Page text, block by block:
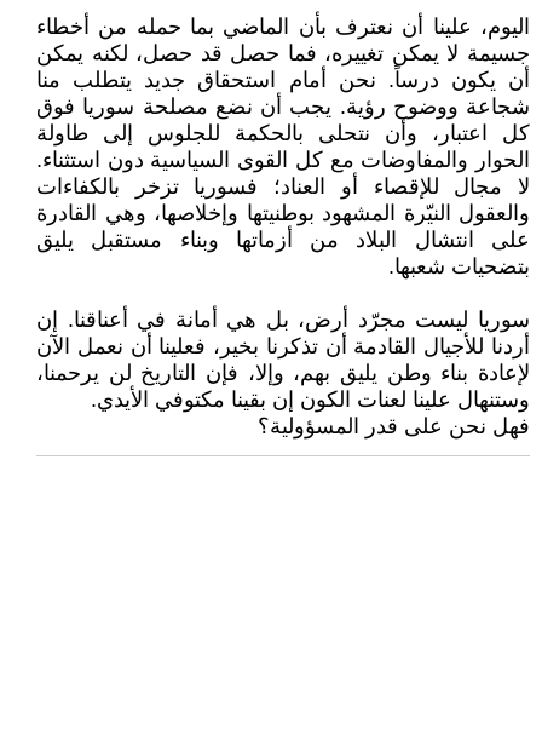
اليوم، علينا أن نعترف بأن الماضي بما حمله من أخطاء
جسيمة لا يمكن تغييره، فما حصل قد حصل، لكنه يمكن
أن يكون درساً. نحن أمام استحقاق جديد يتطلب منا
شجاعة ووضوح رؤية. يجب أن نضع مصلحة سوريا فوق
كل اعتبار، وأن نتحلى بالحكمة للجلوس إلى طاولة
الحوار والمفاوضات مع كل القوى السياسية دون استثناء.
لا مجال للإقصاء أو العناد؛ فسوريا تزخر بالكفاءات
والعقول النيّرة المشهود بوطنيتها وإخلاصها، وهي القادرة
على انتشال البلاد من أزماتها وبناء مستقبل يليق
بتضحيات شعبها.
سوريا ليست مجرّد أرض، بل هي أمانة في أعناقنا. إن
أردنا للأجيال القادمة أن تذكرنا بخير، فعلينا أن نعمل الآن
لإعادة بناء وطن يليق بهم، وإلا، فإن التاريخ لن يرحمنا،
وستنهال علينا لعنات الكون إن بقينا مكتوفي الأيدي.
فهل نحن على قدر المسؤولية؟